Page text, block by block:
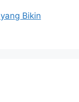
Bikin